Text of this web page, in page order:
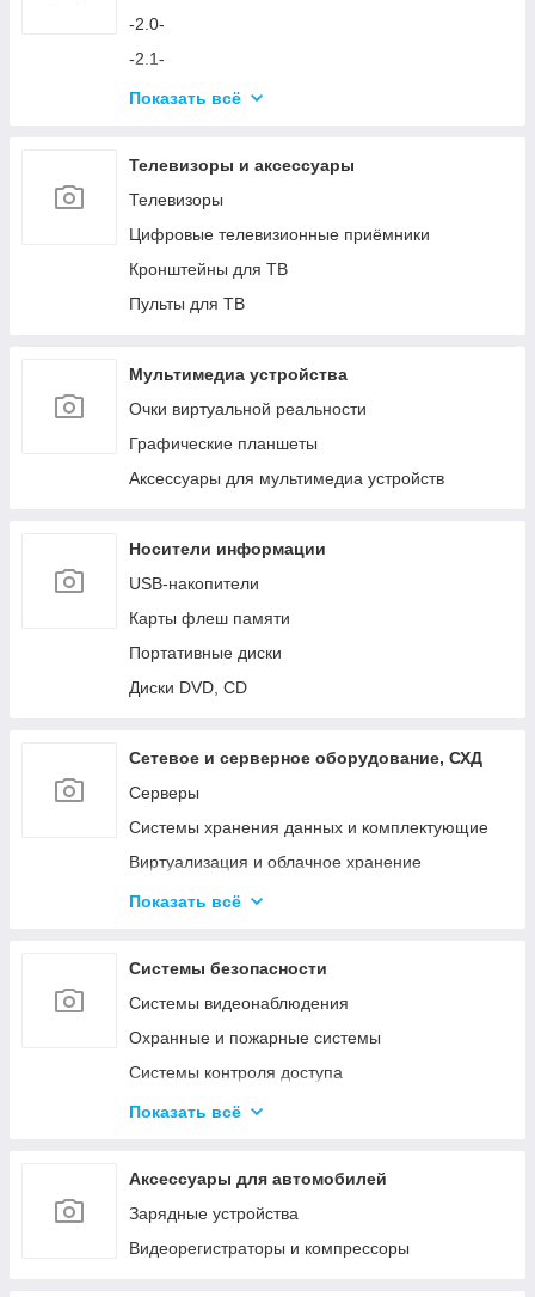
-2.0-
-2.1-
Акустика с технологией Bluetooth
Показать всё
Телевизоры и аксессуары
Телевизоры
Цифровые телевизионные приёмники
Кронштейны для ТВ
Пульты для ТВ
Мультимедиа устройства
Очки виртуальной реальности
Графические планшеты
Аксессуары для мультимедиа устройств
Носители информации
USB-накопители
Карты флеш памяти
Портативные диски
Диски DVD, CD
Сетевое и серверное оборудование, СХД
Cерверы
Системы хранения данных и комплектующие
Виртуализация и облачное хранение
Активное сетевое
Показать всё
Системы безопасности
Системы видеонаблюдения
Охранные и пожарные системы
Системы контроля доступа
Системы оповещения и аудиотрансляция
Показать всё
Аксессуары для автомобилей
Зарядные устройства
Видеорегистраторы и компрессоры